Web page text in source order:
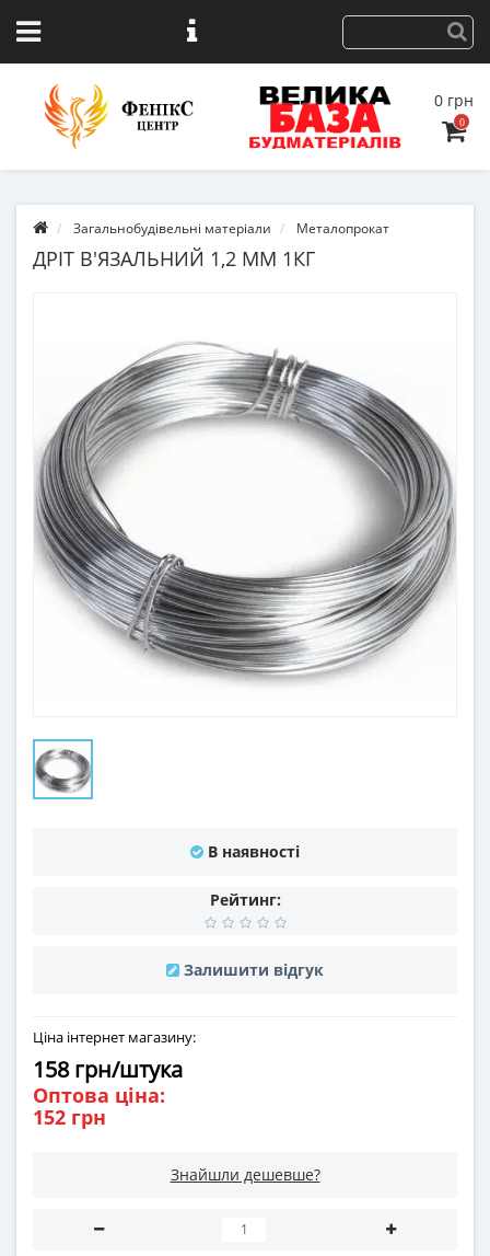
0 грн
0
Загальнобудівельні матеріали Металопрокат
ДРІТ В'ЯЗАЛЬНИЙ 1,2 ММ 1КГ
В наявності
Рейтинг:
Залишити відгук
Ціна інтернет магазину:
158 грн/штука
Оптова ціна:
152 грн
Знайшли дешевше?